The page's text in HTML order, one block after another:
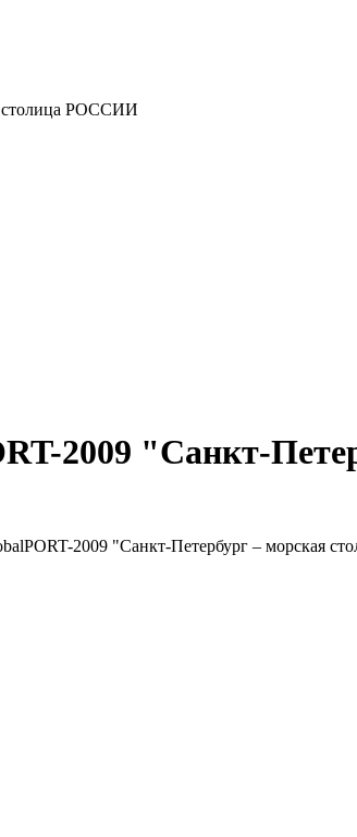
столица РОССИИ
2009 "Санкт-
2009 "Санкт-Петербург – морская